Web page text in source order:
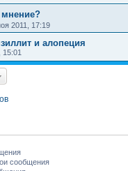
2011, 17:19
и алопеция
15:01
сообщения